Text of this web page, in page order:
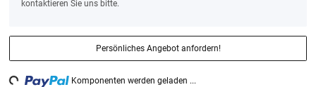
kontaktieren Sie uns bitte.
Persönliches Angebot anfordern!
Komponenten werden geladen ...